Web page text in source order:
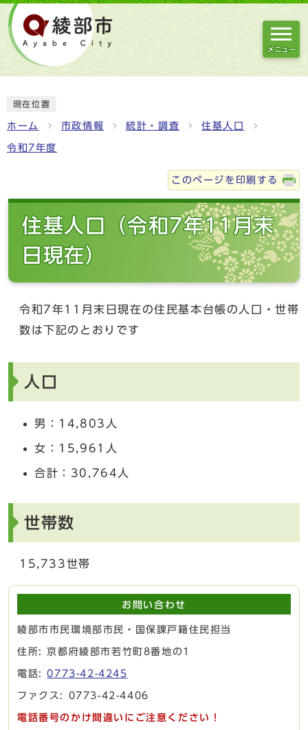
メニュー
現在位置
ホーム 市政情報 統計・調査 住基人口
令和7年度
このページを印刷する
住基人口（令和7年11月末
日現在）
令和7年11月末日現在の住民基本台帳の人口・世帯
数は下記のとおりです
人口
男：14,803人
女：15,961人
合計：30,764人
世帯数
15,733世帯
お問い合わせ
綾部市市民環境部市民・国保課戸籍住民担当
住所: 京都府綾部市若竹町8番地の1
電話:0773-42-4245
ファクス: 0773-42-4406
電話番号のかけ間違いにご注意ください！